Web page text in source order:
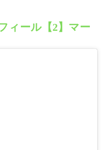
ィール【2】マー